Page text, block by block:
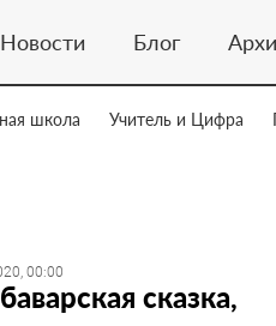
Новости Блог
школа Учитель и Цифра
00:00
сказка,